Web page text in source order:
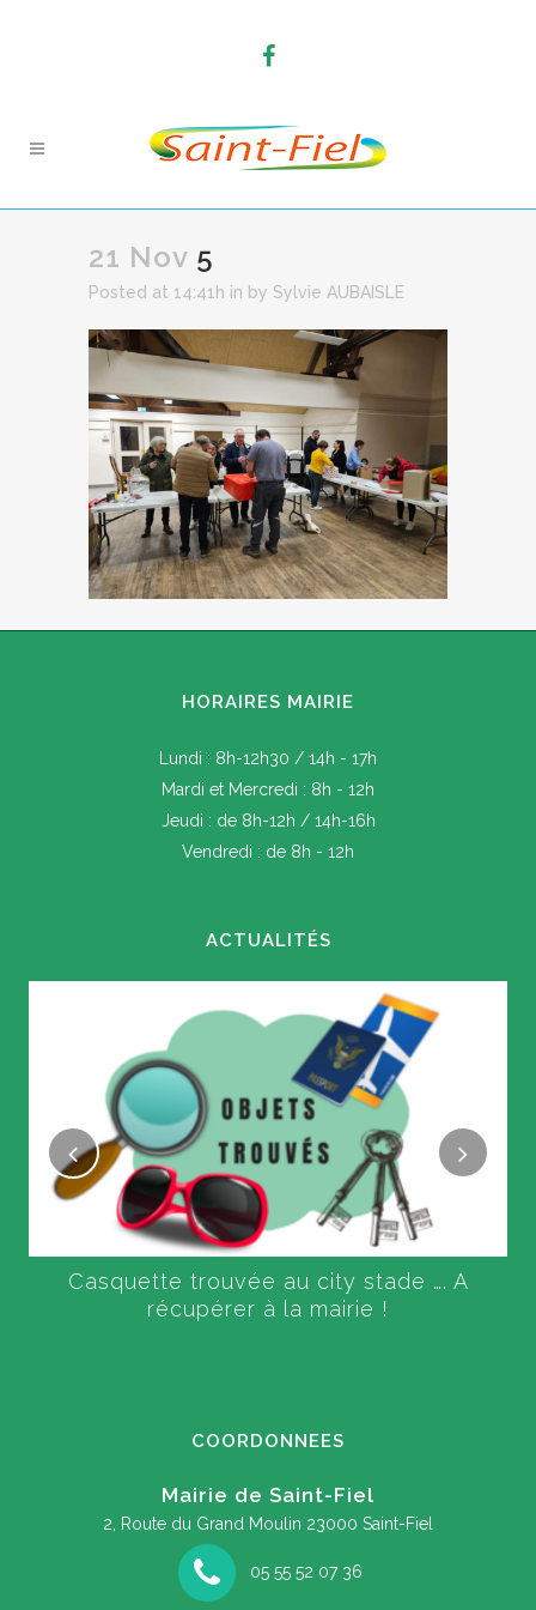
21 Nov 5
Posted at 14:41h in by Sylvie AUBAISLE
HORAIRES MAIRIE
Lundi : 8h-12h30 / 14h - 17h
Mardi et Mercredi : 8h - 12h
Jeudi : de 8h-12h / 14h-16h
Vendredi : de 8h - 12h
ACTUALITÉS
Casquette trouvée au city stade …. A
récupérer à la mairie !
COORDONNEES
Mairie de Saint-Fiel
2, Route du Grand Moulin 23000 Saint-Fiel
05 55 52 07 36